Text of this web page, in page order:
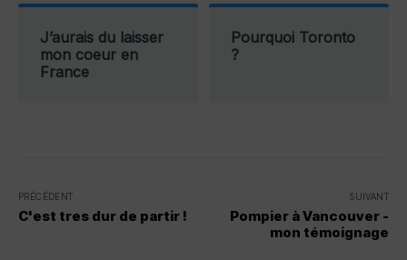
J’aurais du laisser
mon coeur en
France
Pourquoi Toronto
?
PRÉCÉDENT
C'est tres dur de partir !
SUIVANT
Pompier à Vancouver -
mon témoignage